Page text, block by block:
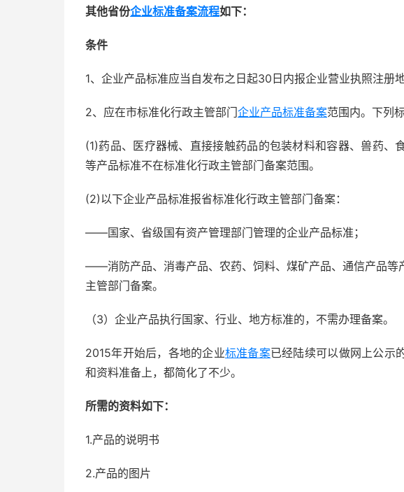
其他省份企业标准备案流程如下：
条件
1、企业产品标准应当自发布之日起30日内报企业营业执照注册
2、应在市标准化行政主管部门企业产品标准备案范围内。下列
(1)药品、医疗器械、直接接触药品的包装材料和容器、兽药、
等产品标准不在标准化行政主管部门备案范围。
(2)以下企业产品标准报省标准化行政主管部门备案：
——国家、省级国有资产管理部门管理的企业产品标准；
——消防产品、消毒产品、农药、饲料、煤矿产品、通信产品等
主管部门备案。
（3）企业产品执行国家、行业、地方标准的，不需办理备案。
2015年开始后，各地的企业标准备案已经陆续可以做网上公示
和资料准备上，都简化了不少。
所需的资料如下：
1.产品的说明书
2.产品的图片